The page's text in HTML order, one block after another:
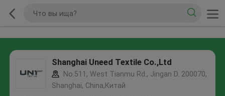
Shanghai Uneed Textile Co.,Ltd
No.511, West Tianmu Rd., Jingan D. 200070,
Shanghai, China,Китай